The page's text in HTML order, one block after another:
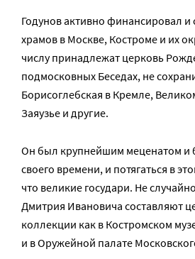
Годунов активно финансировал и
храмов в Москве, Костроме и их
числу принадлежат церковь
подмосковных Беседах, не
Борисоглебская в Кремле,
Заяузье и другие.
Он был крупнейшим меценатом и
своего времени, и потягаться в
что великие государи. Не
Дмитрия Ивановича составляют
коллекции как в Костромском
и в Оружейной палате